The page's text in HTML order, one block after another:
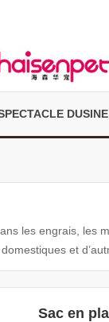
DUSINE
les engrais, les
et
Sac en